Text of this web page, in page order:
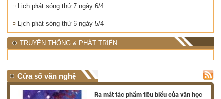
Lịch phát sóng thứ 7 ngày 6/4
Lịch phát sóng thứ 6 ngày 5/4
TRUYỀN THÔNG & PHÁT TRIỂN
Cửa sổ văn nghệ
Ra mắt tác phẩm tiêu biểu của văn học